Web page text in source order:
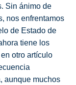
Sin ánimo de
nos enfrentamos
de Estado de
tiene los
otro artículo
aunque muchos